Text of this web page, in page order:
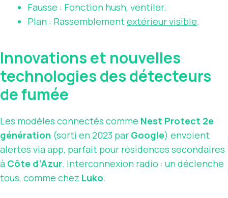
Fausse : Fonction hush, ventiler.
Plan : Rassemblementextérieur visible.
Innovations et nouvelles
technologies des détecteurs
de fumée
Les modèles connectés comme Nest Protect 2e
génération (sorti en 2023 par Google) envoient
alertes via app, parfait pour résidences secondaires
à Côte d’Azur. Interconnexion radio : un déclenche
tous, comme chez Luko.